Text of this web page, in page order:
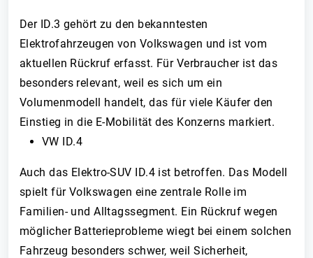
Der ID.3 gehört zu den bekanntesten
Elektrofahrzeugen von Volkswagen und ist vom
aktuellen Rückruf erfasst. Für Verbraucher ist das
besonders relevant, weil es sich um ein
Volumenmodell handelt, das für viele Käufer den
Einstieg in die E-Mobilität des Konzerns markiert.
VW ID.4
Auch das Elektro-SUV ID.4 ist betroffen. Das Modell
spielt für Volkswagen eine zentrale Rolle im
Familien- und Alltagssegment. Ein Rückruf wegen
möglicher Batterieprobleme wiegt bei einem solchen
Fahrzeug besonders schwer, weil Sicherheit,